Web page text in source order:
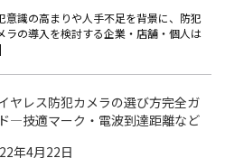
意識の高まりや人手不足を背景に、防犯
ラの導入を検討する企業・店舗・個人は
ヤレス防犯カメラの選び方完全ガ
—技適マーク・電波到達距離など
年4月22日